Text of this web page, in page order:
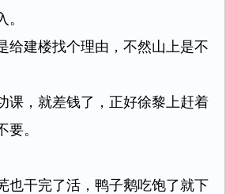
给建楼找个理由，不然山上是不
课，就差钱了，正好徐黎上赶着
。
也干完了活，鸭子鹅吃饱了就下